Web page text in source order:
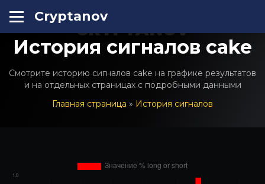
Cryptanov
CRYPTANOV
История сигналов cake
Смотрите историю сигналов cake на графике результатов
и на отдельных страницах с подробными данными
Главная страница » История сигналов